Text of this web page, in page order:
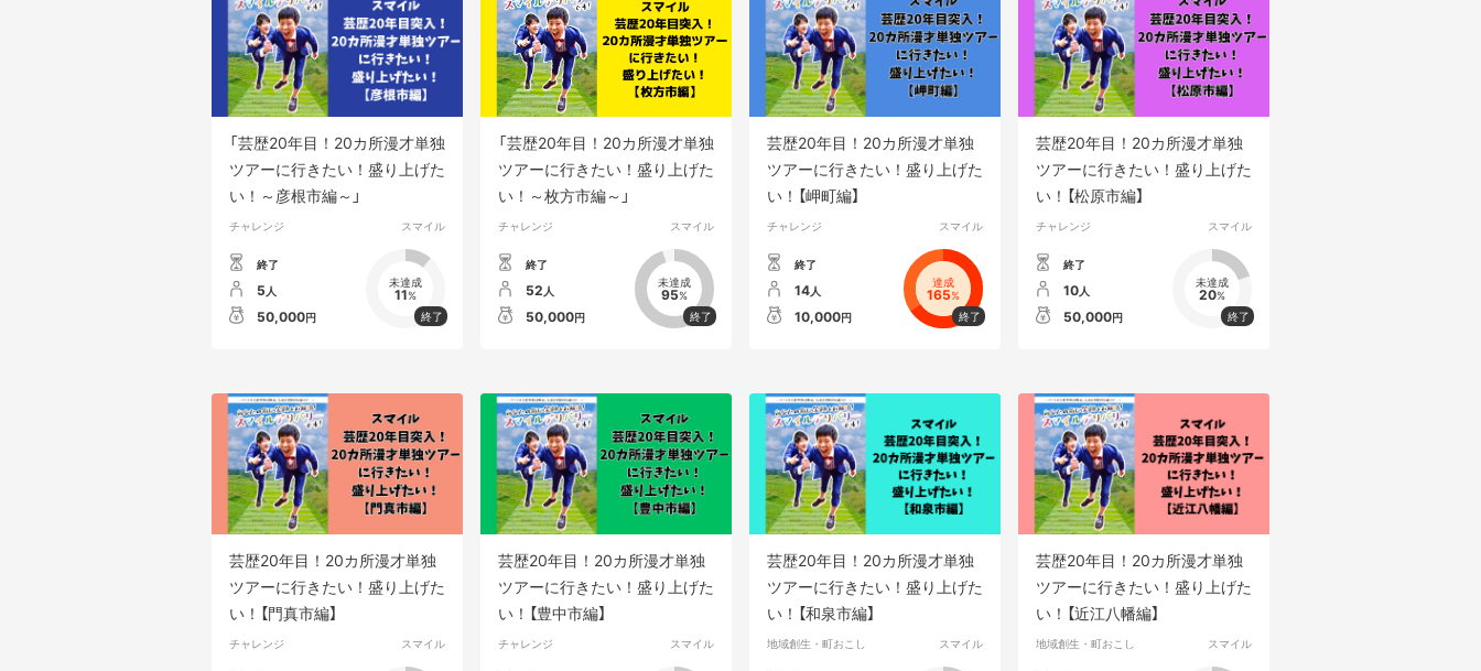
「芸歴20年目！20カ所漫才単独
ツアーに行きたい！盛り上げた
い！～彦根市編～」
チャレンジ スマイル
終了
5 人
50,000円
未達成
11%
「芸歴20年目！20カ所漫才単独
ツアーに行きたい！盛り上げた
い！～枚方市編～」
チャレンジ スマイル
終了
52 人
50,000円
未達成
95%
芸歴20年目！20カ所漫才単独
ツアーに行きたい！盛り上げた
い！【岬町編】
チャレンジ スマイル
終了
14人
10,000円
達成
165%
芸歴20年目！20カ所漫才単独
ツアーに行きたい！盛り上げた
い！【松原市編】
チャレンジ スマイル
終了
10人
50,000円
未達成
20%
芸歴20年目！20カ所漫才単独
ツアーに行きたい！盛り上げた
い！【門真市編】
チャレンジ スマイル
芸歴20年目！20カ所漫才単独
ツアーに行きたい！盛り上げた
い！【豊中市編】
チャレンジ スマイル
芸歴20年目！20カ所漫才単独
ツアーに行きたい！盛り上げた
い！【和泉市編】
地域創生・町おこし スマイル
芸歴20年目！20カ所漫才単独
ツアーに行きたい！盛り上げた
い！【近江八幡編】
地域創生・町おこし スマイル